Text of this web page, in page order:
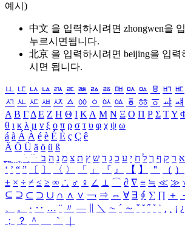
예시)
中文 을 입력하시려면 zhongwen을
누르시면됩니다.
北京 을 입력하시려면 beijing을 입력
시면 됩니다.
ㅥ ㅦ ㅧ ㅨ ㅩ ㅪ ㅫ ㅬ ㅭ ㅮ ㅯ ㅰ ㅱ ㅲ ㅳ
ㅺ ㅻ ㅼ ㅽ ㅾ ㅿ ㆀ ㆁ ㆂ ㆃ ㆄ ㆅ ㆆ ㆇ ㆈ
Α Β ΓΔ Ε Ζ Η Θ Ι ΚΛ Μ Ν Ξ Ο Π Ρ Σ ΤΥ
θ ι κ λ μ ν ξ ο π ρ σ τ υ φ χ ψ ω
á à Á À é è É È ç Ç ê
Ä Ö Ü ä ö ü ß
ִֶֹ ֻּ ׁׂ א ר ק ף ך ל ח י ע כ ג ד ש ץ ת צ מ נ ה ב
‘ ’ “ ” 〔 〕 〈 〉 「 」 『 』 【 】 ＂ （ ）
± × ÷ ≠ ≤ ≥ ∞ ∴ ♂ ♀ ∠ ⊥ ⌒ ∂ ∇ ≡ ≒ ≪ ≫
⊆ ⊇ ⊂ ⊃ ∪ ∩ ∧ ∨ ￢ ⇒ ⇔ ∀ ∃ ∮ ∑ ∏ ＋
、
。 · ‥ … ¨ 〃 ― ＼ ∼ ´ ～ ˇ ˘ ˝ ˚ ˙ ¸ ¡ ¿
；
？ ＾ ｀